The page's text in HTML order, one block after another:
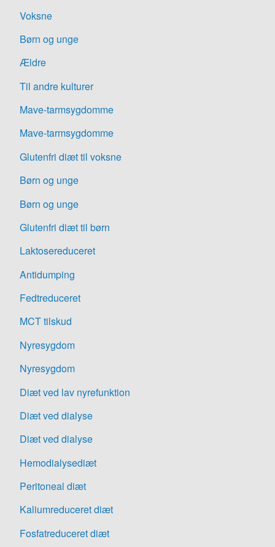
Voksne
Børn og unge
Ældre
Til andre kulturer
Mave-tarmsygdomme
Mave-tarmsygdomme
Glutenfri diæt til voksne
Børn og unge
Børn og unge
Glutenfri diæt til børn
Laktosereduceret
Antidumping
Fedtreduceret
MCT tilskud
Nyresygdom
Nyresygdom
Diæt ved lav nyrefunktion
Diæt ved dialyse
Diæt ved dialyse
Hemodialysediæt
Peritoneal diæt
Kaliumreduceret diæt
Fosfatreduceret diæt